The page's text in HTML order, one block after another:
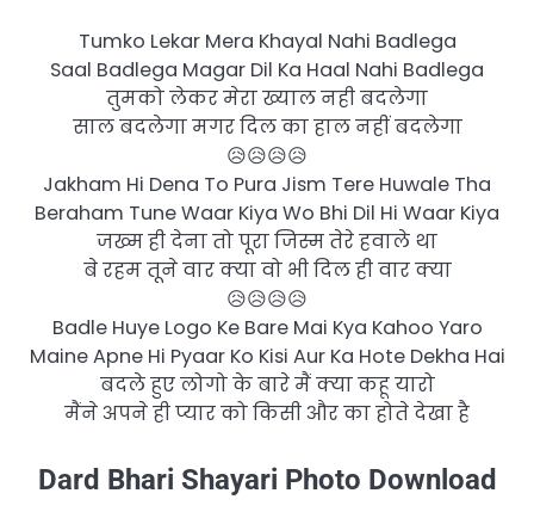
Tumko Lekar Mera Khayal Nahi Badlega
Saal Badlega Magar Dil Ka Haal Nahi Badlega
तुमको लेकर मेरा ख्याल नही बदलेगा
साल बदलेगा मगर दिल का हाल नहीं बदलेगा
😥😥😥😥
Jakham Hi Dena To Pura Jism Tere Huwale Tha
Beraham Tune Waar Kiya Wo Bhi Dil Hi Waar Kiya
जख्म ही देना तो पूरा जिस्म तेरे हवाले था
बे रहम तूने वार क्या वो भी दिल ही वार क्या
😥😥😥😥
Badle Huye Logo Ke Bare Mai Kya Kahoo Yaro
Maine Apne Hi Pyaar Ko Kisi Aur Ka Hote Dekha Hai
बदले हुए लोगो के बारे मैं क्या कहू यारो
मैंने अपने ही प्यार को किसी और का होते देखा है
Dard Bhari Shayari Photo Download